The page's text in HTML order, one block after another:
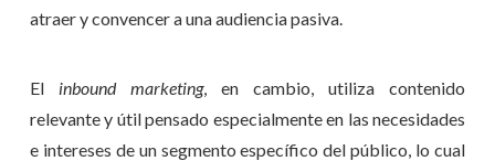
atraer y convencer a una audiencia pasiva.
El inbound marketing, en cambio, utiliza contenido
relevante y útil pensado especialmente en las necesidades
e intereses de un segmento específico del público, lo cual